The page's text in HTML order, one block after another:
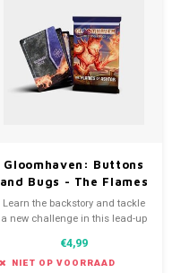
Gloomhaven: Buttons
and Bugs - The Flames
of Ashtar mini-
expansion
Learn the backstory and tackle
a new challenge in this lead-up
Buttons and Bugs to the Pub
Crawlers expansion.
€4,99
NIET OP VOORRAAD